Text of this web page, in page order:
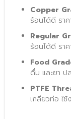
Copper
ร้อนได้ดี ราค
Regular
ร้อนได้ดี ราค
Food
ดื่ม และยา ป
PTFE
เกลียวท่อ ใช้